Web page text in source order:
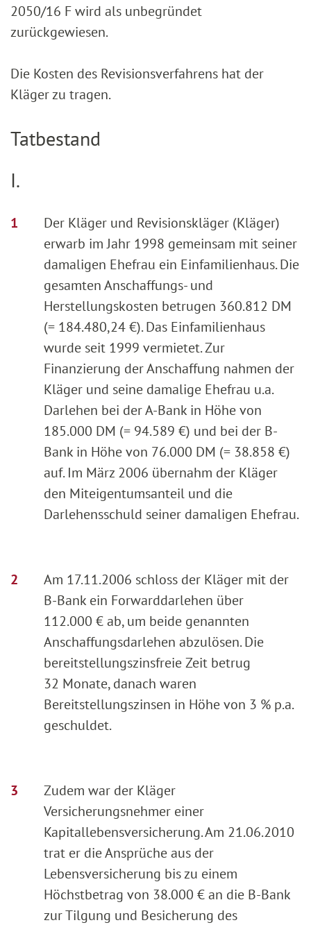
2050/16 F wird als unbegründet
zurückgewiesen.
Die Kosten des Revisionsverfahrens hat der
Kläger zu tragen.
Tatbestand
I.
Der Kläger und Revisionskläger (Kläger)
erwarb im Jahr 1998 gemeinsam mit seiner
damaligen Ehefrau ein Einfamilienhaus. Die
gesamten Anschaffungs- und
Herstellungskosten betrugen 360.812 DM
(= 184.480,24 €). Das Einfamilienhaus
wurde seit 1999 vermietet. Zur
Finanzierung der Anschaffung nahmen der
Kläger und seine damalige Ehefrau u.a.
Darlehen bei der A-Bank in Höhe von
185.000 DM (= 94.589 €) und bei der B-
Bank in Höhe von 76.000 DM (= 38.858 €)
auf. Im März 2006 übernahm der Kläger
den Miteigentumsanteil und die
Darlehensschuld seiner damaligen Ehefrau.
Am 17.11.2006 schloss der Kläger mit der
B-Bank ein Forwarddarlehen über
112.000 € ab, um beide genannten
Anschaffungsdarlehen abzulösen. Die
bereitstellungszinsfreie Zeit betrug
32 Monate, danach waren
Bereitstellungszinsen in Höhe von 3 % p.a.
geschuldet.
Zudem war der Kläger
Versicherungsnehmer einer
Kapitallebensversicherung. Am 21.06.2010
trat er die Ansprüche aus der
Lebensversicherung bis zu einem
Höchstbetrag von 38.000 € an die B-Bank
zur Tilgung und Besicherung des